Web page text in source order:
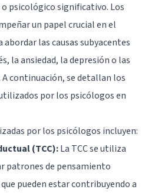
psicológico significativo. Los
un papel crucial en el
las causas subyacentes
la ansiedad, la depresión o las
continuación, se detallan los
por los psicólogos en
por los psicólogos incluyen:
(TCC):La TCC se utiliza
patrones de pensamiento
pueden estar contribuyendo a